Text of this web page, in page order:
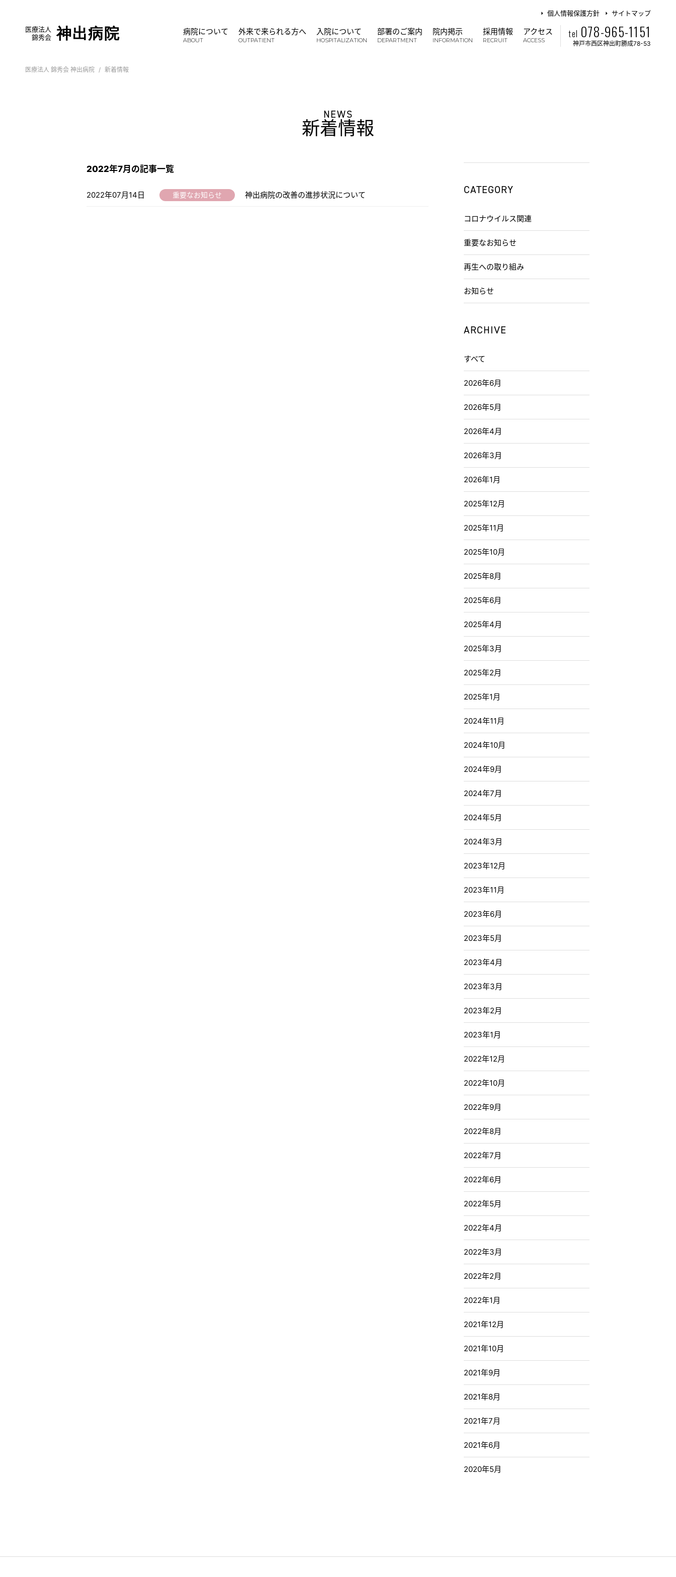
個人情報保護方針
サイトマップ
医療法人
錦秀会
神出病院 病院について
ABOUT
外来で来られる方へ
OUTPATIENT
入院について
HOSPITALIZATION
部署のご案内
DEPARTMENT
院内掲示
INFORMATION
採用情報
RECRUIT
アクセス
ACCESS
tel 078-965-1151
神戸市西区神出町勝成78-53
医療法人 錦秀会 神出病院 新着情報
NEWS
新着情報
2022年7月の記事一覧
2022年07月14日 重要なお知らせ 神出病院の改善の進捗状況について CATEGORY
コロナウイルス関連
重要なお知らせ
再生への取り組み
お知らせ
ARCHIVE
すべて
2026年6月
2026年5月
2026年4月
2026年3月
2026年1月
2025年12月
2025年11月
2025年10月
2025年8月
2025年6月
2025年4月
2025年3月
2025年2月
2025年1月
2024年11月
2024年10月
2024年9月
2024年7月
2024年5月
2024年3月
2023年12月
2023年11月
2023年6月
2023年5月
2023年4月
2023年3月
2023年2月
2023年1月
2022年12月
2022年10月
2022年9月
2022年8月
2022年7月
2022年6月
2022年5月
2022年4月
2022年3月
2022年2月
2022年1月
2021年12月
2021年10月
2021年9月
2021年8月
2021年7月
2021年6月
2020年5月